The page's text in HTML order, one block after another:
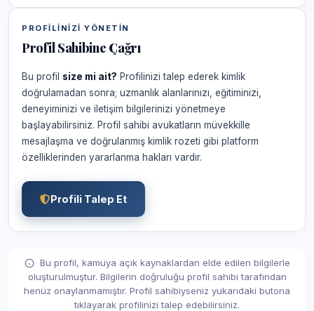
PROFILINIZI YÖNETIN
Profil Sahibine Çağrı
Bu profil size mi ait? Profilinizi talep ederek kimlik
doğrulamadan sonra; uzmanlık alanlarınızı, eğitiminizi,
deneyiminizi ve iletişim bilgilerinizi yönetmeye
başlayabilirsiniz. Profil sahibi avukatların müvekkille
mesajlaşma ve doğrulanmış kimlik rozeti gibi platform
özelliklerinden yararlanma hakları vardır.
Profili Talep Et
Bu profil, kamuya açık kaynaklardan elde edilen bilgilerle
oluşturulmuştur. Bilgilerin doğruluğu profil sahibi tarafından
henüz onaylanmamıştır. Profil sahibiyseniz yukarıdaki butona
tıklayarak profilinizi talep edebilirsiniz.